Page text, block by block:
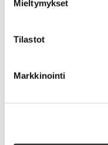
Mieltymykset
Tilastot
Markkinointi